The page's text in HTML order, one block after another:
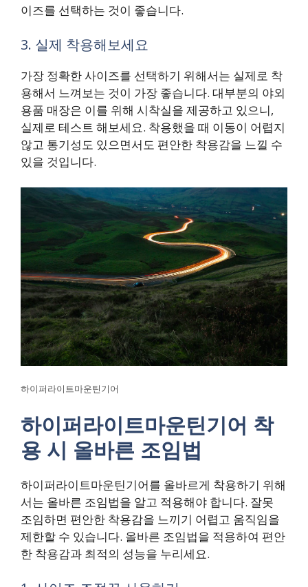
이즈를 선택하는 것이 좋습니다.
3. 실제 착용해보세요
가장 정확한 사이즈를 선택하기 위해서는 실제로 착
용해서 느껴보는 것이 가장 좋습니다. 대부분의 야외
용품 매장은 이를 위해 시착실을 제공하고 있으니,
실제로 테스트 해보세요. 착용했을 때 이동이 어렵지
않고 통기성도 있으면서도 편안한 착용감을 느낄 수
있을 것입니다.
하이퍼라이트마운틴기어
하이퍼라이트마운틴기어 착
용 시 올바른 조임법
하이퍼라이트마운틴기어를 올바르게 착용하기 위해
서는 올바른 조임법을 알고 적용해야 합니다. 잘못
조임하면 편안한 착용감을 느끼기 어렵고 움직임을
제한할 수 있습니다. 올바른 조임법을 적용하여 편안
한 착용감과 최적의 성능을 누리세요.